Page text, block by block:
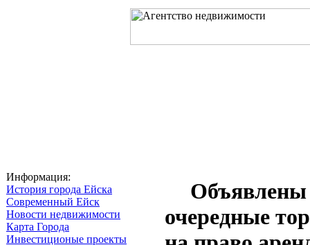
Информация:
История города Ейска
Современный Ейск
Новости недвижимости
Карта Города
Инвестиционые проекты
Объявлены
очередные